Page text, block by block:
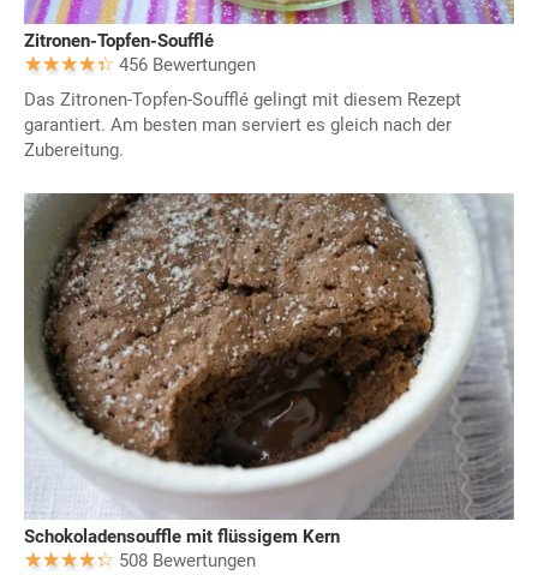
Zitronen-Topfen-Soufflé
456 Bewertungen
Das Zitronen-Topfen-Soufflé gelingt mit diesem Rezept
garantiert. Am besten man serviert es gleich nach der
Zubereitung.
Schokoladensouffle mit flüssigem Kern
508 Bewertungen